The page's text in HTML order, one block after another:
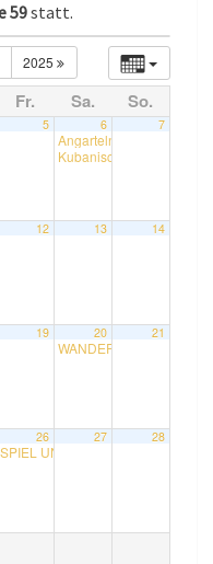
59statt.
2025
Fr. Sa. So.
10:00
5 6
Angarteln
Kubanisches Konzert mit
7
SPIEL UND SPASS
12 13 14
10:00
LITERATUR AUS ITALIEN
19 20
WANDERUNG
21
Irene
10:00
Bodo und Karl
im Vereinslokal mit
26
SPIEL UND SPASS
27 28